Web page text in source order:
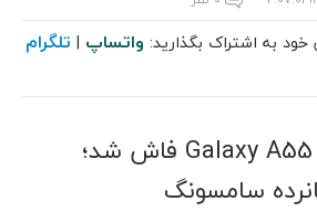
به اشتراک بگذارید: واتساپ | تلگرام
مشخصات کامل Galaxy A55 فاش شد؛
سامسونگ